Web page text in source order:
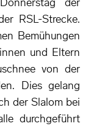
RSL-Strecke.
Bemühungen
und Eltern
von der
Dies gelang
der Slalom bei
durchgeführt